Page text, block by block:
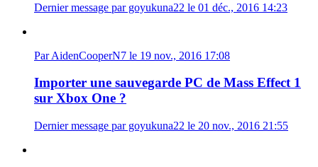
Dernier message par goyukuna22 le 01 déc., 2016 14:23
Par AidenCooperN7 le 19 nov., 2016 17:08
Importer une sauvegarde PC de Mass Effect 1
sur Xbox One ?
Dernier message par goyukuna22 le 20 nov., 2016 21:55